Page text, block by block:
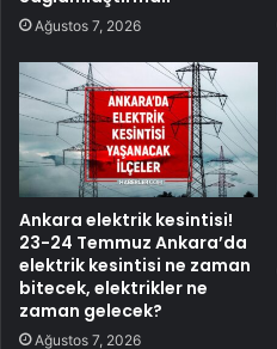
Ağustos 7, 2026
Ankara elektrik kesintisi!
23-24 Temmuz Ankara’da
elektrik kesintisi ne zaman
bitecek, elektrikler ne
zaman gelecek?
Ağustos 7, 2026